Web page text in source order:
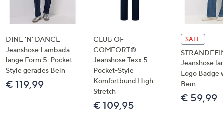
DINE 'N' DANCE
Jeanshose Lambada
lange Form 5-Pocket-
Style gerades Bein
€ 119,99
CLUB OF
COMFORT®
Jeanshose Texx 5-
Pocket-Style
Komfortbund High-
Stretch
€ 109,95
SALE
Jeanshose
Logo Badge
Bein
€ 59,99